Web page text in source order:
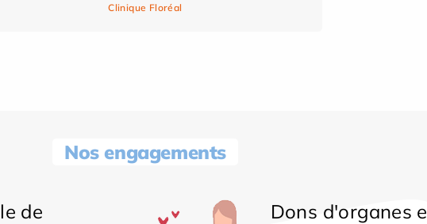
Clinique Floréal
Nos engagements
de
Dons d'organes